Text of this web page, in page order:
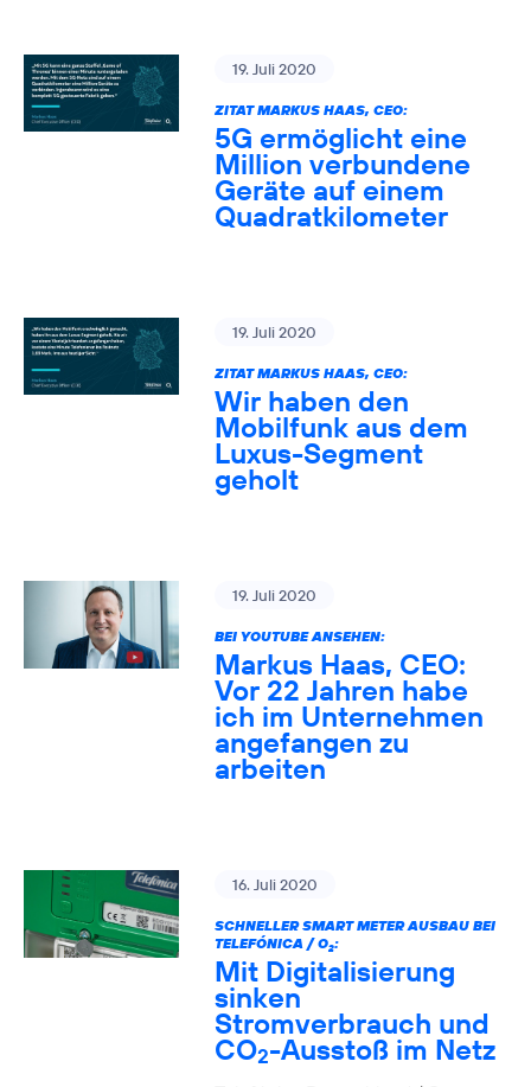
19. Juli 2020
ZITAT MARKUS HAAS, CEO:
5G ermöglicht eine
Million verbundene
Geräte auf einem
Quadratkilometer
19. Juli 2020
ZITAT MARKUS HAAS, CEO:
Wir haben den
Mobilfunk aus dem
Luxus-Segment
geholt
19. Juli 2020
BEI YOUTUBE ANSEHEN:
Markus Haas, CEO:
Vor 22 Jahren habe
ich im Unternehmen
angefangen zu
arbeiten
16. Juli 2020
SCHNELLER SMART METER AUSBAU BEI
TELEFÓNICA / O2:
Mit Digitalisierung
sinken
Stromverbrauch und
CO2-Ausstoß im Netz